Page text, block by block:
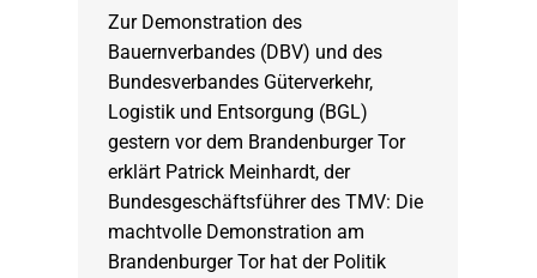
Zur Demonstration des
Bauernverbandes (DBV) und des
Bundesverbandes Güterverkehr,
Logistik und Entsorgung (BGL)
gestern vor dem Brandenburger Tor
erklärt Patrick Meinhardt, der
Bundesgeschäftsführer des TMV: Die
machtvolle Demonstration am
Brandenburger Tor hat der Politik